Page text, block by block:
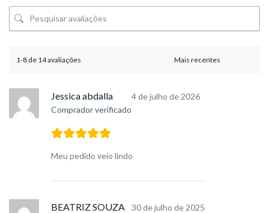
1-8 de 14 avaliações
Jessica abdalla
Comprador verificado
4 de julho de 2026
Meu pedido veio lindo
BEATRIZ SOUZA 30 de julho de 2025